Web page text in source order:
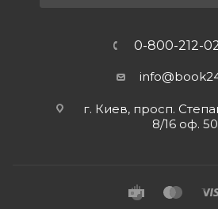
0-800-212-
г. Киев, просп.
8/16 оф.